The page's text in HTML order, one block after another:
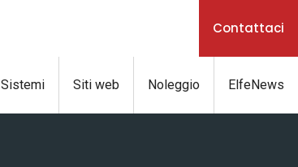
Contattaci
Sistemi Siti web Noleggio ElfeNews